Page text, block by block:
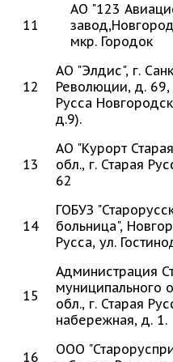
11
АО "123
мкр. Городок
12
АО "Элдис", г.
Революции, д. 69,
Русса
д.9).
13
АО "Курорт
обл., г. Старая
62
14
ГОБУЗ
больница",
Русса, ул.
15
Администрация
муниципального
обл., г. Старая
набережная, д. 1.
16
ООО